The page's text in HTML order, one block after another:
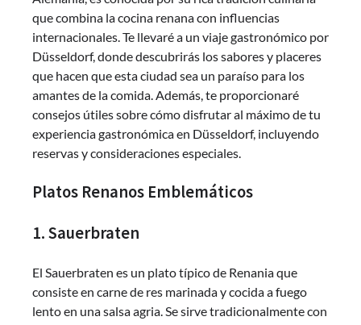
que combina la cocina renana con influencias
internacionales. Te llevaré a un viaje gastronómico por
Düsseldorf, donde descubrirás los sabores y placeres
que hacen que esta ciudad sea un paraíso para los
amantes de la comida. Además, te proporcionaré
consejos útiles sobre cómo disfrutar al máximo de tu
experiencia gastronómica en Düsseldorf, incluyendo
reservas y consideraciones especiales.
Platos Renanos Emblemáticos
1. Sauerbraten
El Sauerbraten es un plato típico de Renania que
consiste en carne de res marinada y cocida a fuego
lento en una salsa agria. Se sirve tradicionalmente con